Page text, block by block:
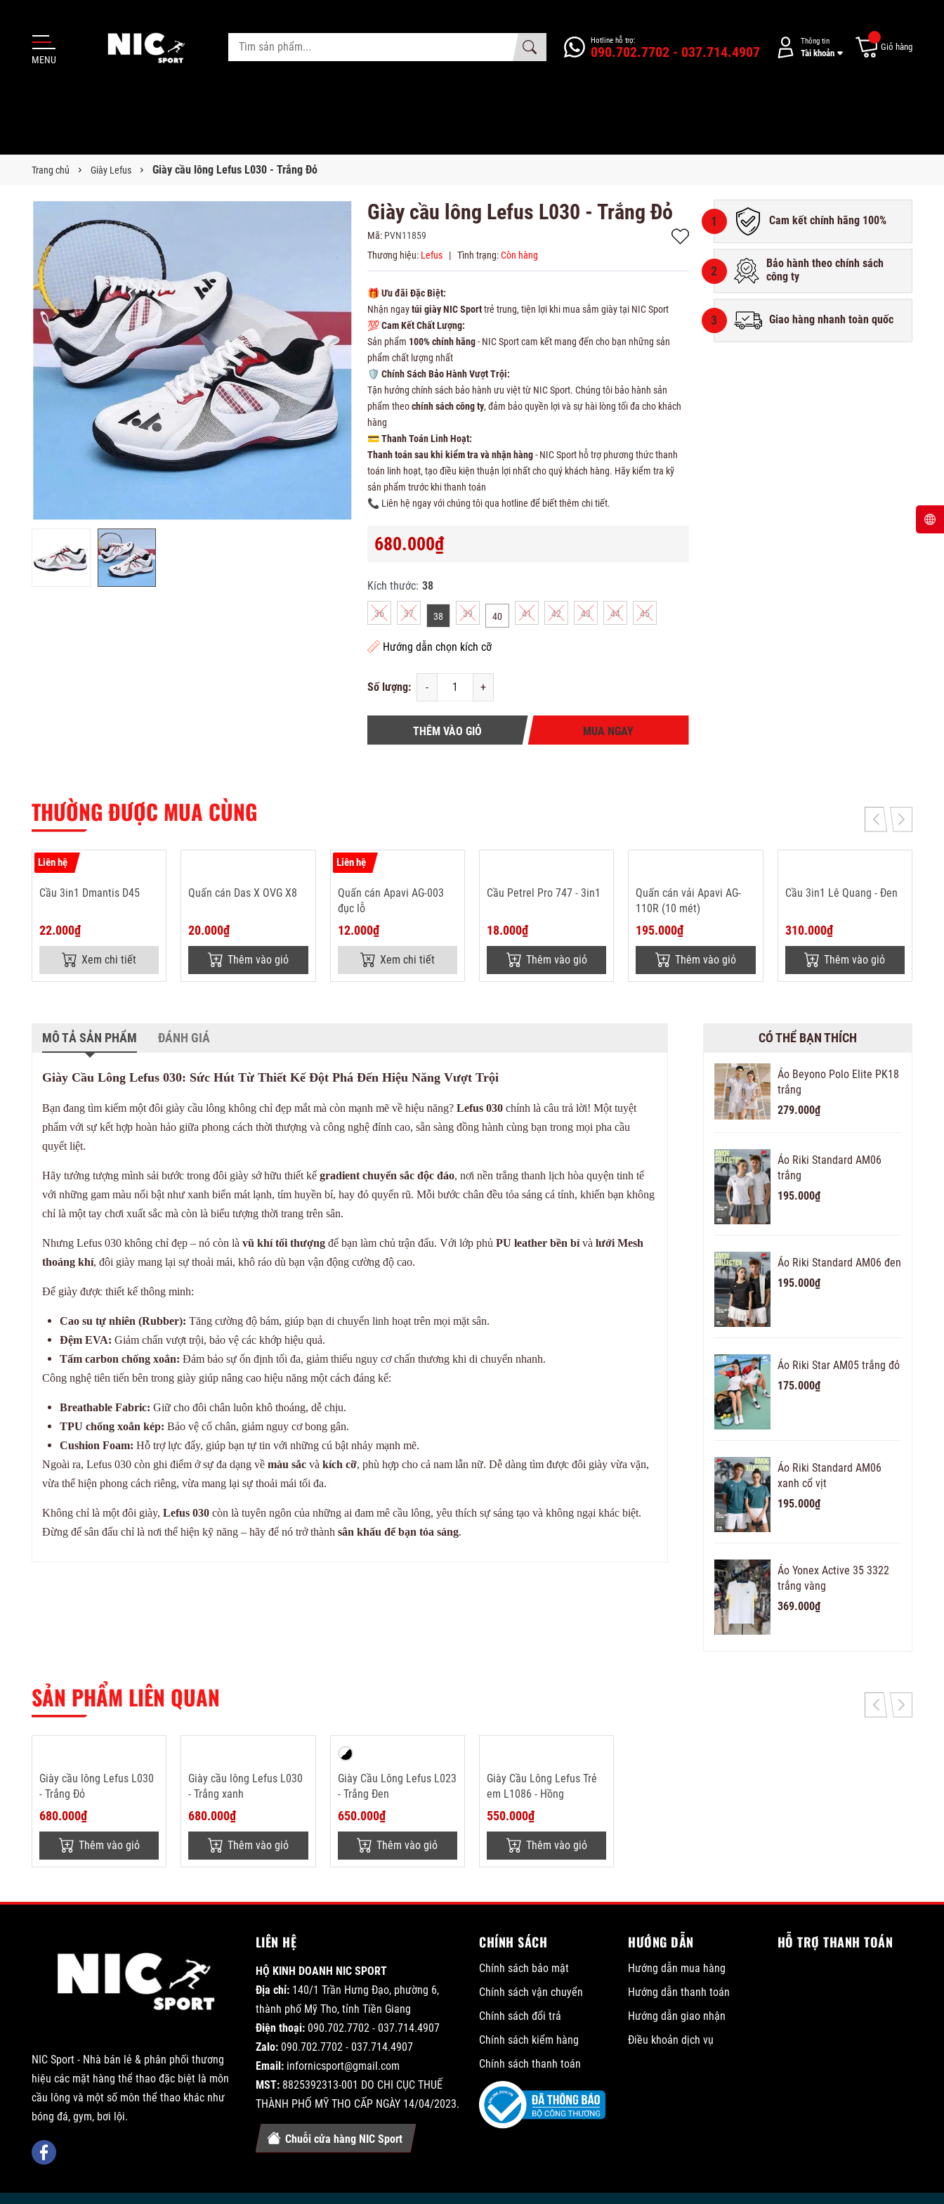
MENU
Hotline hỗ trợ:
090.702.7702 - 037.714.4907
Thông tin
Tài khoản
Giỏ hàng
Trang chủ Giày Lefus Giày cầu lông Lefus L030 - Trắng Đỏ
Giày cầu lông Lefus L030 - Trắng Đỏ
Mã: PVN11859
Thương hiệu: Lefus | Tình trạng: Còn hàng
🎁 Ưu đãi Đặc Biệt:
Nhận ngaytúi giày NIC Sporttrẻ trung, tiện lợi khi mua sắm giày tại NIC Sport
💯Cam Kết Chất Lượng:
Sản phẩm 100% chính hãng- NIC Sport cam kết mang đến cho bạn những sản
phẩm chất lượng nhất
🛡 Chính Sách Bảo Hành Vượt Trội:
Tận hưởng chính sách bảo hành ưu việt từ NIC Sport. Chúng tôi bảo hành sản
phẩm theochính sách công ty, đảm bảo quyền lợi và sự hài lòng tối đa cho khách
hàng
💳Thanh Toán Linh Hoạt:
Thanh toán sau khi kiểm tra và nhận hàng- NIC Sport hỗ trợ phương thức thanh
toán linh hoạt, tạo điều kiện thuận lợi nhất cho quý khách hàng. Hãy kiểm tra kỹ
sản phẩm trước khi thanh toán
📞 Liên hệ ngay với chúng tôi qua hotline để biết thêm chi tiết.
680.000₫
Kích thước: 38
36 37 38 39 40 41 42 43 44 45
Hướng dẫn chọn kích cỡ
Số lượng: - +
THÊM VÀO GIỎ MUA NGAY
1 Cam kết chính hãng 100%
2
Bảo hành theo chính sách
công ty
3 Giao hàng nhanh toàn quốc
THƯỜNG ĐƯỢC MUA CÙNG
Liên hệ
Cầu 3in1 Dmantis D45
22.000₫
Xem chi tiết
Quấn cán Das X OVG X8
20.000₫
Thêm vào giỏ
Liên hệ
Quấn cán Apavi AG-003
đục lỗ
12.000₫
Xem chi tiết
Cầu Petrel Pro 747 - 3in1
18.000₫
Thêm vào giỏ
Quấn cán vải Apavi AG-
110R (10 mét)
195.000₫
Thêm vào giỏ
Cầu 3in1 Lê Quang - Đen
310.000₫
Thêm vào giỏ
MÔ TẢ SẢN PHẨM ĐÁNH GIÁ
Giày Cầu Lông Lefus 030: Sức Hút Từ Thiết Kế Đột Phá Đến Hiệu Năng Vượt Trội
Bạn đang tìm kiếm một đôi giày cầu lông không chỉ đẹp mắt mà còn mạnh mẽ về hiệu năng? Lefus 030 chính là câu trả lời! Một tuyệt
phẩm với sự kết hợp hoàn hảo giữa phong cách thời thượng và công nghệ đỉnh cao, sẵn sàng đồng hành cùng bạn trong mọi pha cầu
quyết liệt.
Hãy tưởng tượng mình sải bước trong đôi giày sở hữu thiết kế gradient chuyển sắc độc đáo, nơi nền trắng thanh lịch hòa quyện tinh tế
với những gam màu nổi bật như xanh biển mát lạnh, tím huyền bí, hay đỏ quyến rũ. Mỗi bước chân đều tỏa sáng cá tính, khiến bạn không
chỉ là một tay chơi xuất sắc mà còn là biểu tượng thời trang trên sân.
Nhưng Lefus 030 không chỉ đẹp – nó còn là vũ khí tối thượng để bạn làm chủ trận đấu. Với lớp phủ PU leather bền bỉ và lưới Mesh
thoáng khí, đôi giày mang lại sự thoải mái, khô ráo dù bạn vận động cường độ cao.
Đế giày được thiết kế thông minh:
Cao su tự nhiên (Rubber): Tăng cường độ bám, giúp bạn di chuyển linh hoạt trên mọi mặt sân.
Đệm EVA: Giảm chấn vượt trội, bảo vệ các khớp hiệu quả.
Tấm carbon chống xoắn: Đảm bảo sự ổn định tối đa, giảm thiểu nguy cơ chấn thương khi di chuyển nhanh.
Công nghệ tiên tiến bên trong giày giúp nâng cao hiệu năng một cách đáng kể:
Breathable Fabric: Giữ cho đôi chân luôn khô thoáng, dễ chịu.
TPU chống xoắn kép: Bảo vệ cổ chân, giảm nguy cơ bong gân.
Cushion Foam: Hỗ trợ lực đẩy, giúp bạn tự tin với những cú bật nhảy mạnh mẽ.
Ngoài ra, Lefus 030 còn ghi điểm ở sự đa dạng về màu sắc và kích cỡ, phù hợp cho cả nam lẫn nữ. Dễ dàng tìm được đôi giày vừa vặn,
vừa thể hiện phong cách riêng, vừa mang lại sự thoải mái tối đa.
Không chỉ là một đôi giày, Lefus 030 còn là tuyên ngôn của những ai đam mê cầu lông, yêu thích sự sáng tạo và không ngại khác biệt.
Đừng để sân đấu chỉ là nơi thể hiện kỹ năng – hãy để nó trở thành sân khấu để bạn tỏa sáng.
CÓ THỂ BẠN THÍCH
Áo Beyono Polo Elite PK18
trắng
279.000₫
Áo Riki Standard AM06
trắng
195.000₫
Áo Riki Standard AM06 đen
195.000₫
Áo Riki Star AM05 trắng đỏ
175.000₫
Áo Riki Standard AM06
xanh cổ vịt
195.000₫
Áo Yonex Active 35 3322
trắng vàng
369.000₫
SẢN PHẨM LIÊN QUAN
Giày cầu lông Lefus L030
- Trắng Đỏ
680.000₫
Thêm vào giỏ
Giày cầu lông Lefus L030
- Trắng xanh
680.000₫
Thêm vào giỏ
Giày Cầu Lông Lefus L023
- Trắng Đen
650.000₫
Thêm vào giỏ
Giày Cầu Lông Lefus Trẻ
em L1086 - Hồng
550.000₫
Thêm vào giỏ
NIC Sport - Nhà bán lẻ & phân phối thương
hiệu các mặt hàng thể thao đặc biệt là môn
cầu lông và một số môn thể thao khác như
bóng đá, gym, bơi lội.
LIÊN HỆ
HỘ KINH DOANH NIC SPORT
Địa chỉ: 140/1 Trần Hưng Đạo, phường 6,
thành phố Mỹ Tho, tỉnh Tiền Giang
Điện thoại: 090.702.7702 - 037.714.4907
Zalo: 090.702.7702 - 037.714.4907
Email: infornicsport@gmail.com
MST: 8825392313-001 DO CHI CỤC THUẾ
THÀNH PHỐ MỸ THO CẤP NGÀY 14/04/2023.
Chuỗi cửa hàng NIC Sport
CHÍNH SÁCH
Chính sách bảo mật
Chính sách vận chuyển
Chính sách đổi trả
Chính sách kiểm hàng
Chính sách thanh toán
HƯỚNG DẪN
Hướng dẫn mua hàng
Hướng dẫn thanh toán
Hướng dẫn giao nhận
Điều khoản dịch vụ
HỖ TRỢ THANH TOÁN